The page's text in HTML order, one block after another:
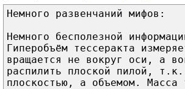
Немного развенчаний мифов:
Немного бесполезной
Гиперобъём тессеракта
вращается не вокруг оси, а
распилить плоской пилой,
плоскостью, а объемом. Масса